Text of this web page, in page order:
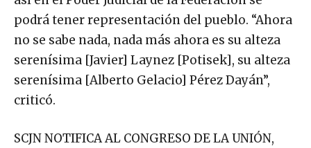
podrá tener representación del pueblo. “Ahora
no se sabe nada, nada más ahora es su alteza
serenísima [Javier] Laynez [Potisek], su alteza
serenísima [Alberto Gelacio] Pérez Dayán”,
criticó.
SCJN NOTIFICA AL CONGRESO DE LA UNIÓN,